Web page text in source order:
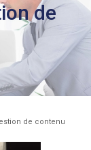
de
de contenu